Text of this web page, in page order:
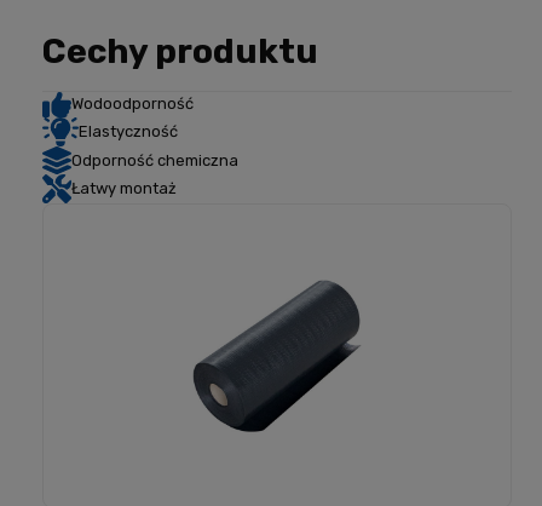
Cechy produktu
Wodoodporność
Elastyczność
Odporność chemiczna
Łatwy montaż